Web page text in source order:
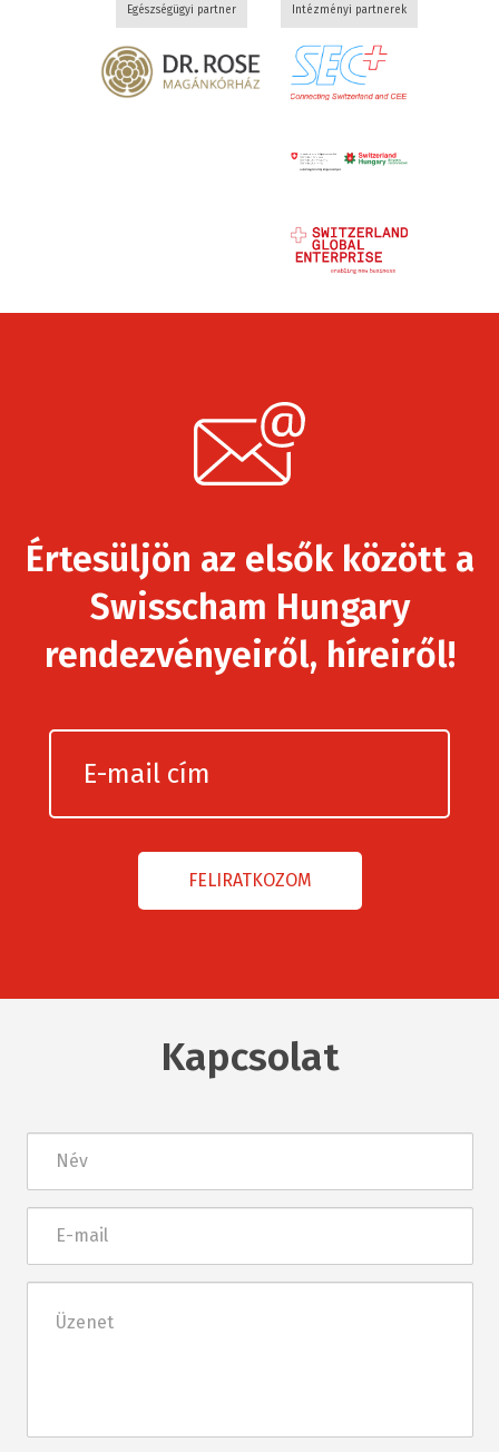
Egészségügyi partner Intézményi partnerek
Értesüljön az elsők között a
Swisscham Hungary
rendezvényeiről, híreiről!
Kapcsolat
mail